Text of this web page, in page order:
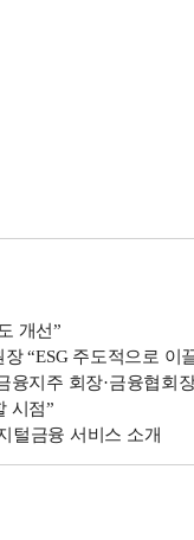
개선”
“ESG 주도적으로
지주 회장·금융협회
시점”
털금융 서비스 소개